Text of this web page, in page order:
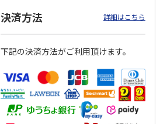
決済方法 詳細はこちら
下記の決済方法がご利用頂けます。